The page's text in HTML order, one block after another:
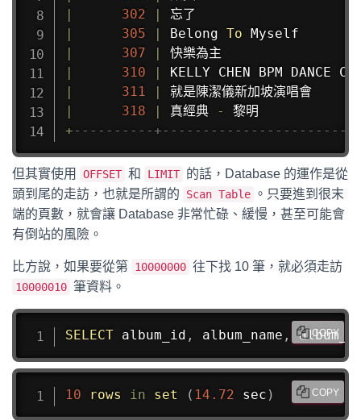
302
305 Belong To
307
快
310
KELLY CHEN BPM DANCE
311
就是陳潔
318 真經典 -
+----------
但其實使用 OFFSET 和 LIMIT 的話，Database 的運作是從
頭到尾的走訪，也就是所謂的
Scan Table 。只要進到很末
端的頁數，就會讓 Database 非常忙碌、緩慢，甚至可能會
有倒站的風險。
比方說，如果要從第 10000000 往下找 10 筆，就必須走訪
10000010 筆資料。
SELECT album_id , album_name , COPY
10 rows in set ( 14.72 sec ) COPY